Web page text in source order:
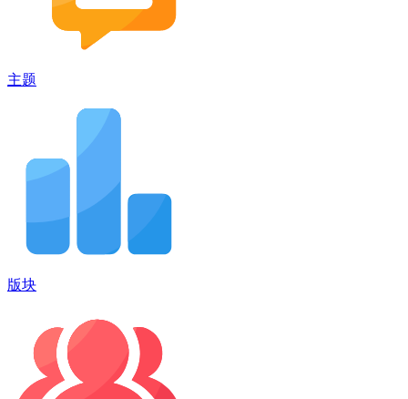
主题
版块